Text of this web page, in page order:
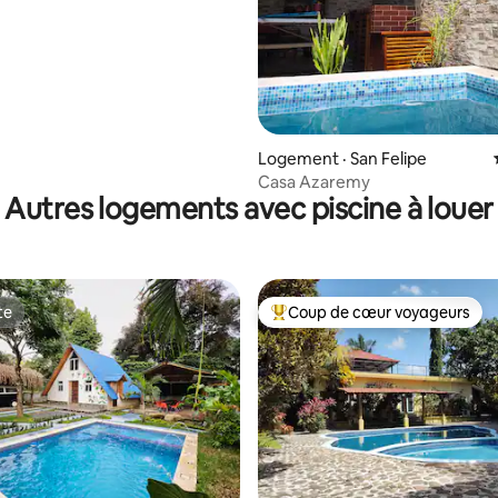
Logement · San Felipe
Casa Azaremy
Autres logements avec piscine à louer
5, 37 commentaires
Coup de cœur voyageurs
Coup de cœur voyageurs